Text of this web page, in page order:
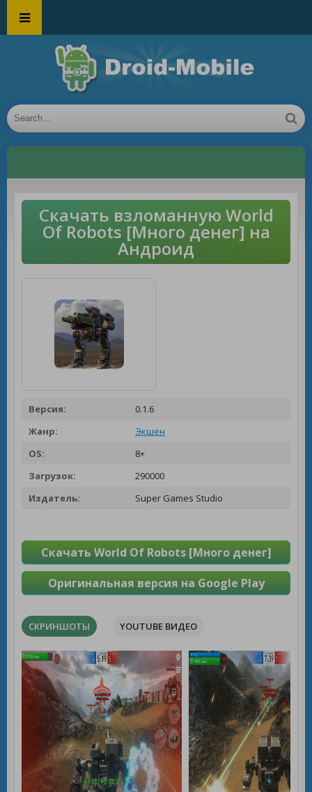
Скачать взломанную World
Of Robots [Много денег] на
Андроид
Версия:
0.1.6
Жанр:
Экшен
OS:
8+
Загрузок:
290000
Издатель:
Super Games Studio
Скачать World Of Robots [Много денег]
Оригинальная версия на Google Play
СКРИНШОТЫ YOUTUBE ВИДЕО